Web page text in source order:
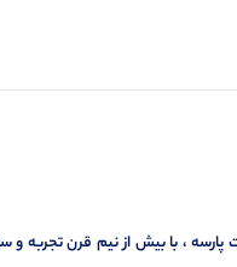
، با بیش از نیم قرن تجربه و